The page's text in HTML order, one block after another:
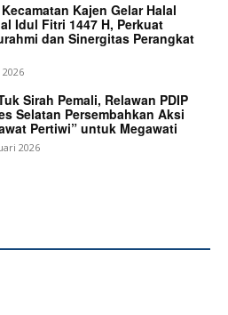
Week
Kecamatan Kajen Gelar Halal
Idul Fitri 1447 H, Perkuat
dan Sinergitas Perangkat
Sirah Pemali, Relawan PDIP
Selatan Persembahkan Aksi
Pertiwi” untuk Megawati
2026